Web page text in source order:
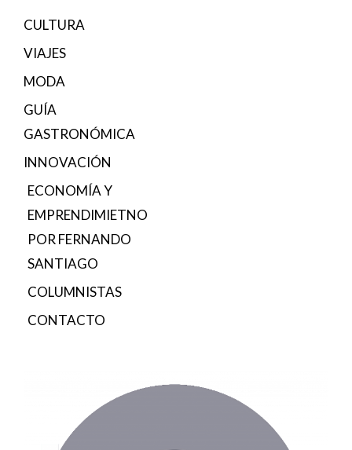
CULTURA
VIAJES
MODA
GUÍA
GASTRONÓMICA
INNOVACIÓN
ECONOMÍA Y
EMPRENDIMIETNO
POR FERNANDO
SANTIAGO
COLUMNISTAS
CONTACTO